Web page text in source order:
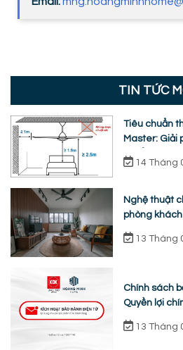
TIN TỨC
Tiêu chuẩn
Master: Giải
chuẩn nhân
14 Tháng
Nghệ thuật
phòng
13 Tháng
Chính sách
Quyền lợi
chữa từ A-Z
13 Tháng